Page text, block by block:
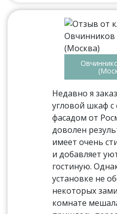
Недавно я
угловой шкаф
фасадом от
доволен
имеет очень
и добавляет
гостиную.
установке не
некоторых
комнате